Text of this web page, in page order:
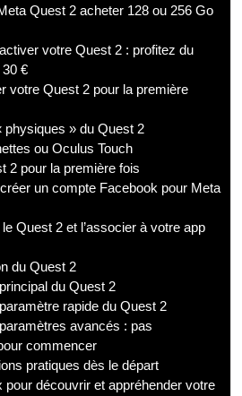
Quest 2 acheter 128 ou 256 Go
votre Quest 2 : profitez du
€
votre Quest 2 pour la première
physiques » du Quest 2
ou Oculus Touch
2 pour la première fois
un compte Facebook pour Meta
Quest 2 et l’associer à votre app
du Quest 2
du Quest 2
rapide du Quest 2
avancés : pas
commencer
pratiques dès le départ
pour découvrir et appréhender votre